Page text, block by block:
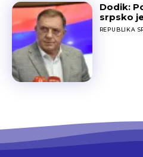
Dodik:
srpsko
REPUBLIKA